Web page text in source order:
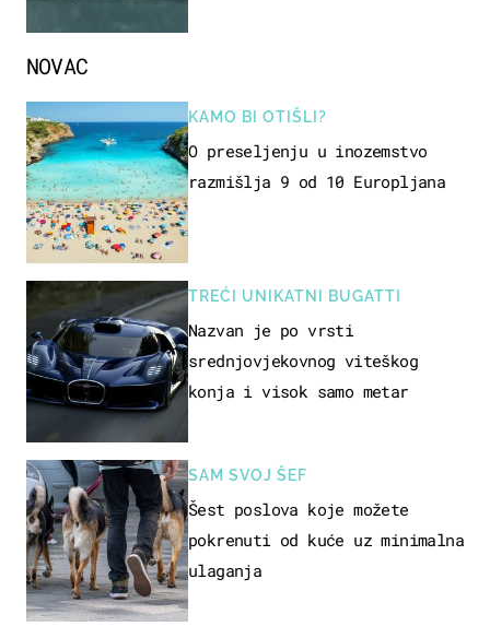
NOVAC
KAMO BI OTIŠLI?
O preseljenju u inozemstvo
razmišlja 9 od 10 Europljana
TREĆI UNIKATNI BUGATTI
Nazvan je po vrsti
srednjovjekovnog viteškog
konja i visok samo metar
SAM SVOJ ŠEF
Šest poslova koje možete
pokrenuti od kuće uz minimalna
ulaganja